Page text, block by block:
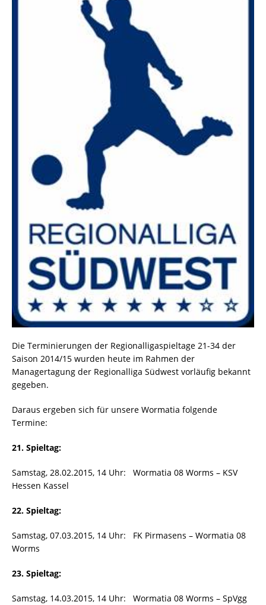
Die Terminierungen der Regionalligaspieltage 21-34 der
Saison 2014/15 wurden heute im Rahmen der
Managertagung der Regionalliga Südwest vorläufig bekannt
gegeben.
Daraus ergeben sich für unsere Wormatia folgende
Termine:
21. Spieltag:
Samstag, 28.02.2015, 14 Uhr: Wormatia 08 Worms – KSV
Hessen Kassel
22. Spieltag:
Samstag, 07.03.2015, 14 Uhr: FK Pirmasens – Wormatia 08
Worms
23. Spieltag:
Samstag, 14.03.2015, 14 Uhr: Wormatia 08 Worms – SpVgg